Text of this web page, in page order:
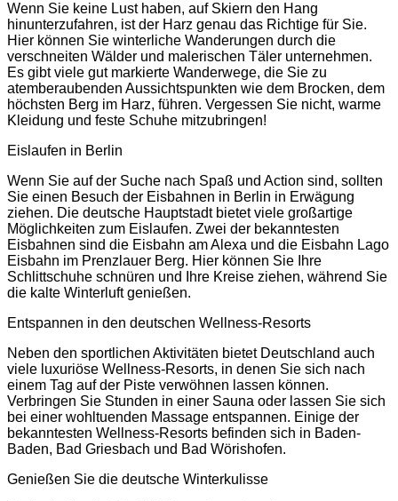
Wenn Sie keine Lust haben, auf Skiern den Hang
hinunterzufahren, ist der Harz genau das Richtige für Sie.
Hier können Sie winterliche Wanderungen durch die
verschneiten Wälder und malerischen Täler unternehmen.
Es gibt viele gut markierte Wanderwege, die Sie zu
atemberaubenden Aussichtspunkten wie dem Brocken, dem
höchsten Berg im Harz, führen. Vergessen Sie nicht, warme
Kleidung und feste Schuhe mitzubringen!
Eislaufen in Berlin
Wenn Sie auf der Suche nach Spaß und Action sind, sollten
Sie einen Besuch der Eisbahnen in Berlin in Erwägung
ziehen. Die deutsche Hauptstadt bietet viele großartige
Möglichkeiten zum Eislaufen. Zwei der bekanntesten
Eisbahnen sind die Eisbahn am Alexa und die Eisbahn Lago
Eisbahn im Prenzlauer Berg. Hier können Sie Ihre
Schlittschuhe schnüren und Ihre Kreise ziehen, während Sie
die kalte Winterluft genießen.
Entspannen in den deutschen Wellness-Resorts
Neben den sportlichen Aktivitäten bietet Deutschland auch
viele luxuriöse Wellness-Resorts, in denen Sie sich nach
einem Tag auf der Piste verwöhnen lassen können.
Verbringen Sie Stunden in einer Sauna oder lassen Sie sich
bei einer wohltuenden Massage entspannen. Einige der
bekanntesten Wellness-Resorts befinden sich in Baden-
Baden, Bad Griesbach und Bad Wörishofen.
Genießen Sie die deutsche Winterkulisse